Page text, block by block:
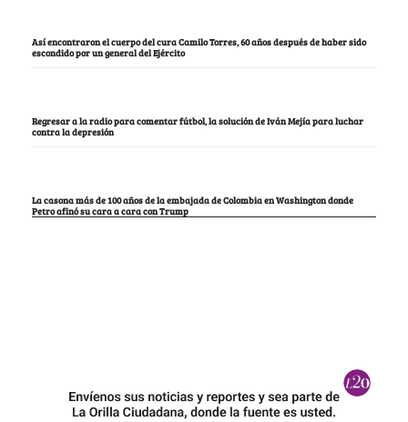
Así encontraron el cuerpo del cura Camilo Torres, 60 años después de haber sido
escondido por un general del Ejército
Regresar a la radio para comentar fútbol, la solución de Iván Mejía para luchar
contra la depresión
La casona más de 100 años de la embajada de Colombia en Washington donde
Petro afinó su cara a cara con Trump